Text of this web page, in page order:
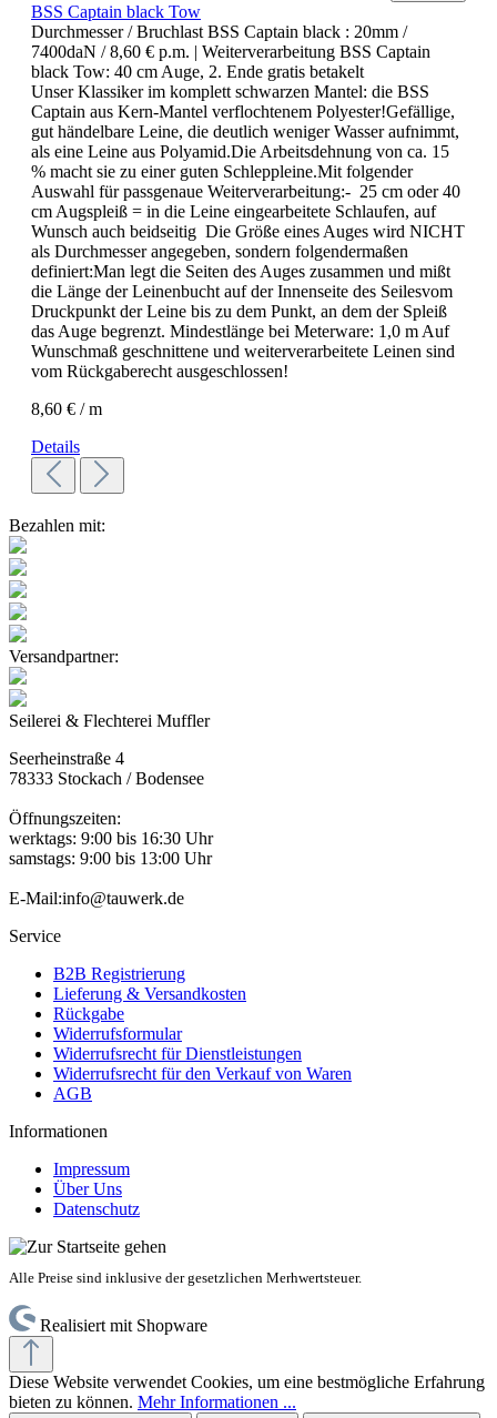
BSS Captain black Tow
Durchmesser / Bruchlast BSS Captain black : 20mm /
7400daN / 8,60 € p.m. | Weiterverarbeitung BSS Captain
black Tow: 40 cm Auge, 2. Ende gratis betakelt
Unser Klassiker im komplett schwarzen Mantel: die BSS
Captain aus Kern-Mantel verflochtenem Polyester!Gefällige,
gut händelbare Leine, die deutlich weniger Wasser aufnimmt,
als eine Leine aus Polyamid.Die Arbeitsdehnung von ca. 15
% macht sie zu einer guten Schleppleine.Mit folgender
Auswahl für passgenaue Weiterverarbeitung:- 25 cm oder 40
cm Augspleiß = in die Leine eingearbeitete Schlaufen, auf
Wunsch auch beidseitig Die Größe eines Auges wird NICHT
als Durchmesser angegeben, sondern folgendermaßen
definiert:Man legt die Seiten des Auges zusammen und mißt
die Länge der Leinenbucht auf der Innenseite des Seilesvom
Druckpunkt der Leine bis zu dem Punkt, an dem der Spleiß
das Auge begrenzt. Mindestlänge bei Meterware: 1,0 m Auf
Wunschmaß geschnittene und weiterverarbeitete Leinen sind
vom Rückgaberecht ausgeschlossen!
8,60 € / m
Details
Bezahlen mit:
Versandpartner:
Seilerei & Flechterei Muffler
Seerheinstraße 4
78333 Stockach / Bodensee
Öffnungszeiten:
werktags: 9:00 bis 16:30 Uhr
samstags: 9:00 bis 13:00 Uhr
E-Mail:info@tauwerk.de
Service
B2B Registrierung
Lieferung & Versandkosten
Rückgabe
Widerrufsformular
Widerrufsrecht für Dienstleistungen
Widerrufsrecht für den Verkauf von Waren
AGB
Informationen
Impressum
Über Uns
Datenschutz
Alle Preise sind inklusive der gesetzlichen Merhwertsteuer.
Realisiert mit Shopware
Diese Website verwendet Cookies, um eine bestmögliche Erfahrung
bieten zu können. Mehr Informationen ...